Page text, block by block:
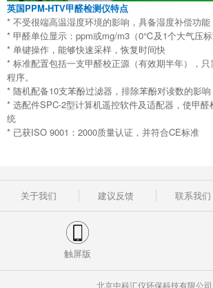
英国PPM-HTV甲醛检测仪特点
* 不受很端高温湿度环境的影响，具备湿度补偿功能
* 甲醛单位显示：ppm或mg/m3（0℃及1个大气压标
* 单键操作，能够快速采样，恢复时间快
* 标准配置包括一支甲醛校正源（有效期半年），
程序。
* 随机配备10支苯酚过滤器，排除苯酚对读数的影响
* 选配件SPC-2型计算机遥控软件及适配器，使甲
统
* 已获ISO 9001：2000质量认证，并符合CE标准
关于我们 建议反馈 联系我们
触屏版
北京中科汇仪环保科技有限公司